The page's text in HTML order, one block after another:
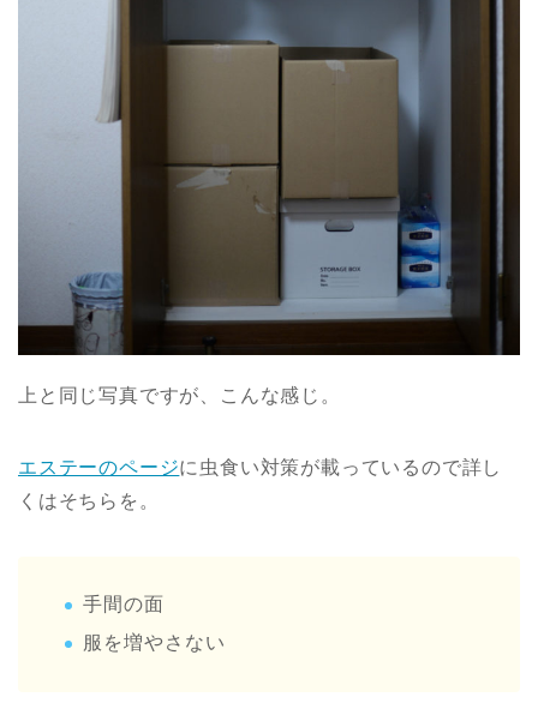
上と同じ写真ですが、こんな感じ。
エステーのページに虫食い対策が載っているので詳し
くはそちらを。
手間の面
服を増やさない